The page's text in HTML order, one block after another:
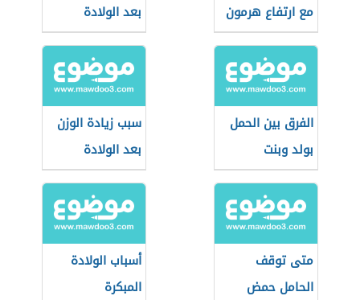
مع ارتفاع هرمون
FSH
بعد الولادة
الفرق بين الحمل
بولد وبنت
سبب زيادة الوزن
بعد الولادة
متى توقف
الحامل حمض
أسباب الولادة
المبكرة